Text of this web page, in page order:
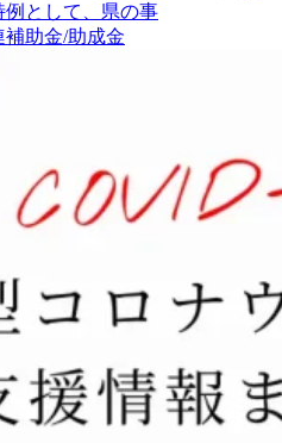
として、県の事
補助金/助成金